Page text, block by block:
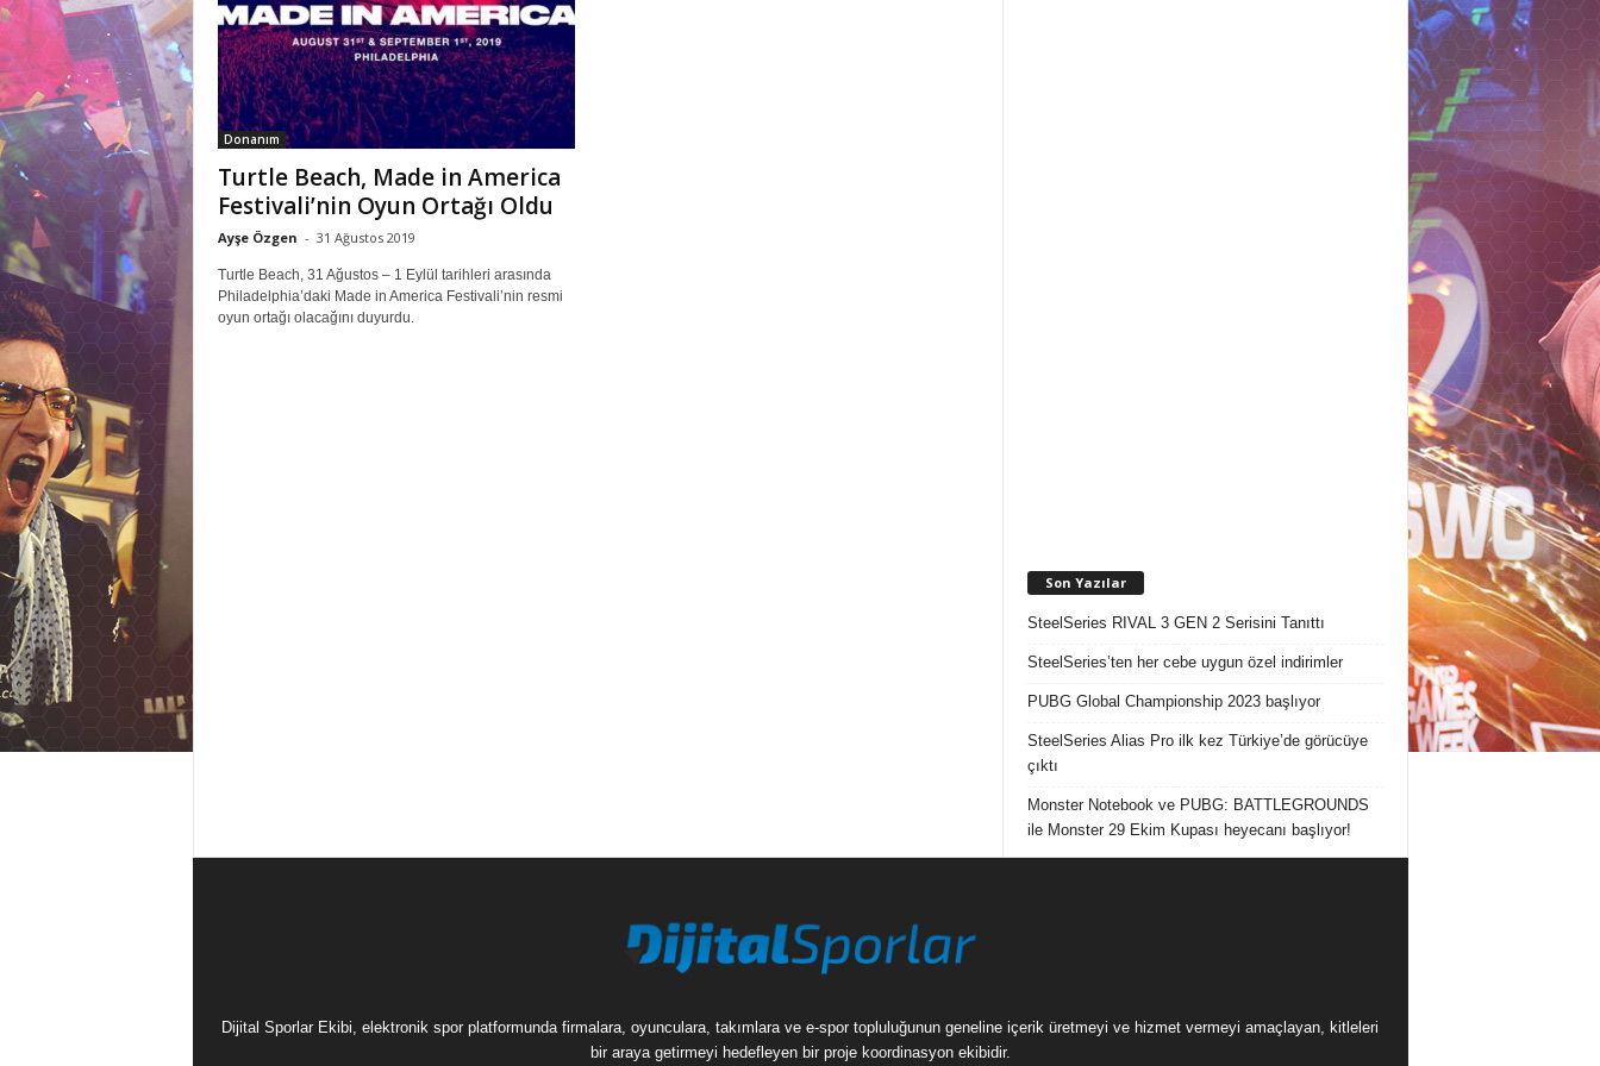
r
a
r
Donanım
Turtle Beach, Made in America
Festivali’nin Oyun Ortağı Oldu
Ayşe Özgen - 31 Ağustos 2019
Turtle Beach, 31 Ağustos – 1 Eylül tarihleri arasında
Philadelphia’daki Made in America Festivali’nin resmi
oyun ortağı olacağını duyurdu.
Son Yazılar
SteelSeries RIVAL 3 GEN 2 Serisini Tanıttı
SteelSeries’ten her cebe uygun özel indirimler
PUBG Global Championship 2023 başlıyor
SteelSeries Alias Pro ilk kez Türkiye’de görücüye
çıktı
Monster Notebook ve PUBG: BATTLEGROUNDS
ile Monster 29 Ekim Kupası heyecanı başlıyor!
Dijital Sporlar Ekibi, elektronik spor platformunda firmalara, oyunculara, takımlara ve e-spor topluluğunun geneline içerik üretmeyi ve hizmet vermeyi amaçlayan, kitleleri
bir araya getirmeyi hedefleyen bir proje koordinasyon ekibidir.